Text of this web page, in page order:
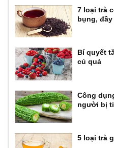
7 loại trà
bụng,
Bí quyết
củ quả
Công
người bị
5 loại trà